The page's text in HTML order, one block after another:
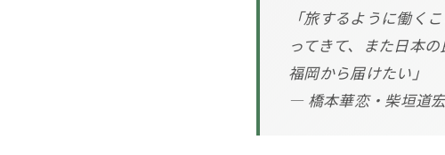
「旅するように働く
ってきて、また日本
福岡から届けたい」
— 橋本華恋・柴垣道